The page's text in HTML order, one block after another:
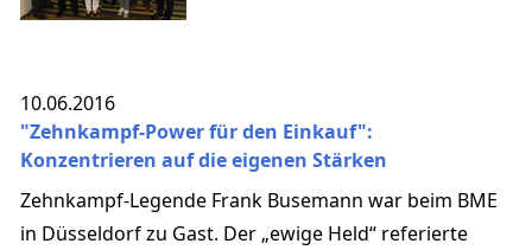
10.06.2016
"Zehnkampf-Power für den Einkauf":
Konzentrieren auf die eigenen Stärken
Zehnkampf-Legende Frank Busemann war beim BME
in Düsseldorf zu Gast. Der „ewige Held“ referierte